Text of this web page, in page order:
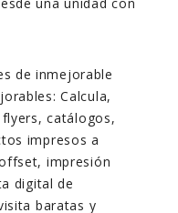
una unidad con
de inmejorable
Calcula,
catálogos,
impresos a
impresión
digital de
baratas y